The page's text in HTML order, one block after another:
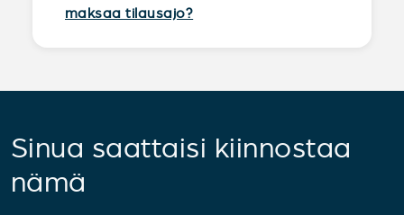
maksaa tilausajo?
Sinua saattaisi kiinnostaa
nämä